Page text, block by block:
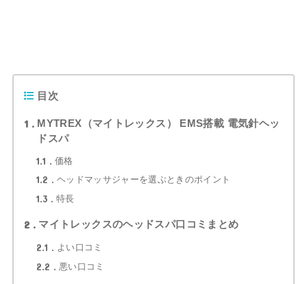
目次
1
MYTREX（マイトレックス） EMS搭載 電気針ヘッ
ドスパ
1.1 価格
1.2 ヘッドマッサジャーを選ぶときのポイント
1.3 特長
2 マイトレックスのヘッドスパ口コミまとめ
2.1 よい口コミ
2.2 悪い口コミ